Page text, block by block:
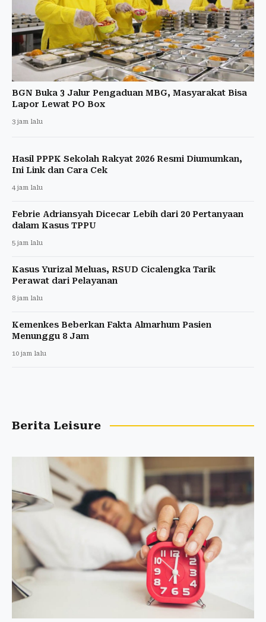
BGN Buka 3 Jalur Pengaduan MBG, Masyarakat Bisa
Lapor Lewat PO Box
3 jam lalu
Hasil PPPK Sekolah Rakyat 2026 Resmi Diumumkan,
Ini Link dan Cara Cek
4 jam lalu
Febrie Adriansyah Dicecar Lebih dari 20 Pertanyaan
dalam Kasus TPPU
5 jam lalu
Kasus Yurizal Meluas, RSUD Cicalengka Tarik
Perawat dari Pelayanan
8 jam lalu
Kemenkes Beberkan Fakta Almarhum Pasien
Menunggu 8 Jam
10 jam lalu
Berita Leisure